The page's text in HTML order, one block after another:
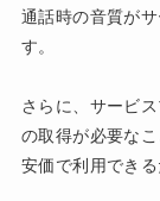
通話時の音質が
す。
さらに、サービ
の取得が必要な
安価で利用でき